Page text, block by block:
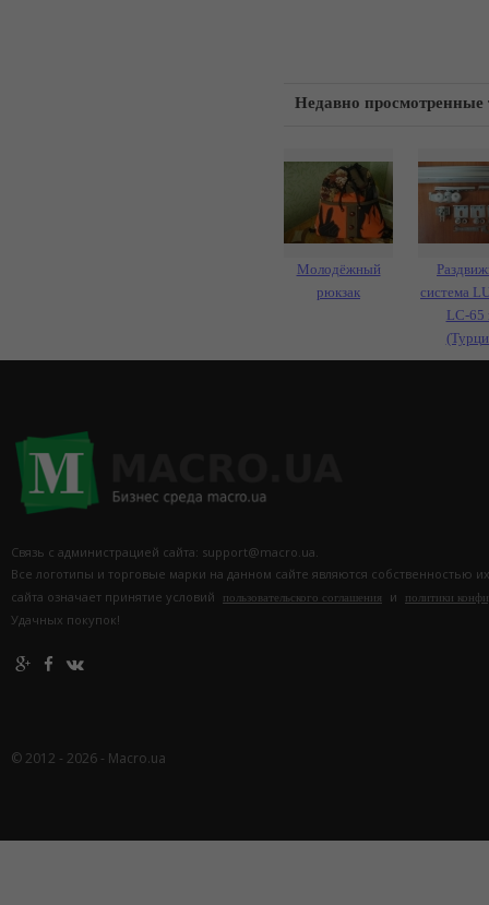
Недавно просмотренные
Молодёжный
рюкзак
система
LC-65
Связь с администрацией сайта: support@macro.ua.
Все логотипы и торговые марки на данном сайте являются собственностью
сайта означает принятие условий
пользовательского соглашения и политики
Удачных покупок!
© 2012 - 2026 - Macro.ua